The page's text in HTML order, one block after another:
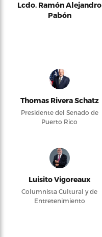
Lcdo. Ramón Alejandro
Pabón
Thomas Rivera Schatz
Presidente del Senado de
Puerto Rico
Luisito Vigoreaux
Columnista Cultural y de
Entretenimiento